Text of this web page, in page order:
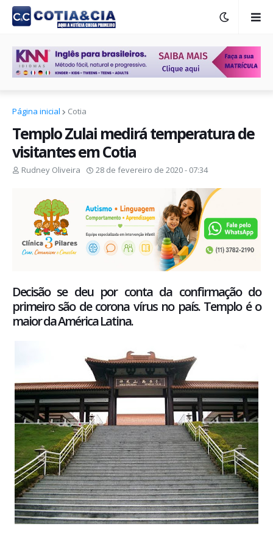
Página inicial Cotia
Templo Zulai medirá temperatura de
visitantes em Cotia
Rudney Oliveira 28 de fevereiro de 2020 - 07:34
Decisão se deu por conta da confirmação do
primeiro são de corona vírus no país. Templo é o
maior da América Latina.